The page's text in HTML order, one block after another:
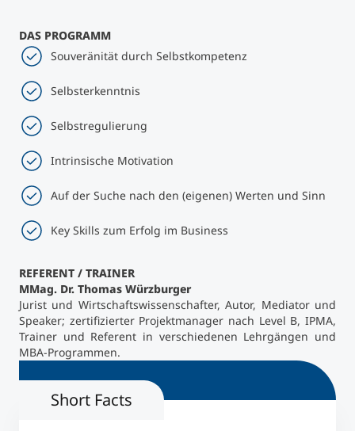
DAS PROGRAMM
Souveränität durch Selbstkompetenz
Selbsterkenntnis
Selbstregulierung
Intrinsische Motivation
Auf der Suche nach den (eigenen) Werten und Sinn
Key Skills zum Erfolg im Business
REFERENT / TRAINER
MMag. Dr. Thomas Würzburger
Jurist und Wirtschaftswissenschafter, Autor, Mediator und
Speaker; zertifizierter Projektmanager nach Level B, IPMA,
Trainer und Referent in verschiedenen Lehrgängen und
MBA-Programmen.
Short Facts